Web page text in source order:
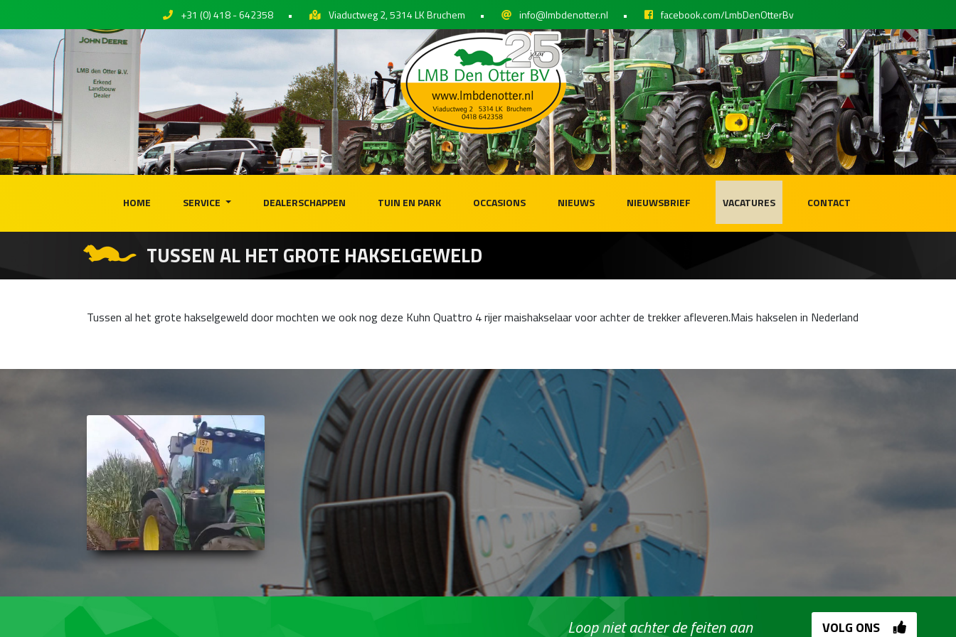
+31 (0) 418 - 642358 • Viaductweg 2, 5314 LK Bruchem • info@lmbdenotter.nl • facebook.com/LmbDenOtterBv
HOME SERVICE DEALERSCHAPPEN TUIN EN PARK OCCASIONS NIEUWS NIEUWSBRIEF VACATURES CONTACT
TUSSEN AL HET GROTE HAKSELGEWELD
Tussen al het grote hakselgeweld door mochten we ook nog deze Kuhn Quattro 4 rijer maishakselaar voor achter de trekker afleveren.Mais hakselen in Nederland
VOLG ONS
Loop niet achter de feiten aan